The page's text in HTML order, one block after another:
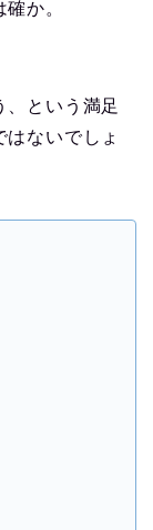
か。
、という満足
ないでしょ